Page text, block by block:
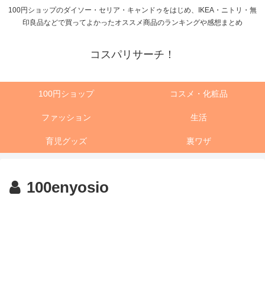
100円ショップのダイソー・セリア・キャンドゥをはじめ、IKEA・ニトリ・無
印良品などで買ってよかったオススメ商品のランキングや感想まとめ
コスパリサーチ！
100円ショップ コスメ・化粧品
ファッション 生活
育児グッズ 裏ワザ
100enyosio